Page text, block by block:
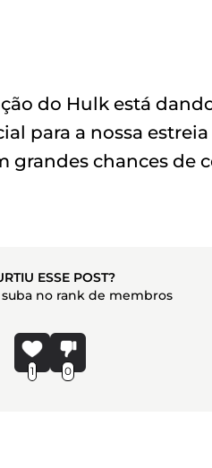
do Hulk está
para a nossa
grandes chances de
ESSE POST?
no rank de membros
1 0